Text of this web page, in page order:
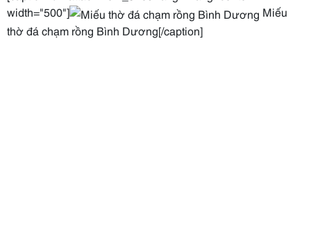
width="500"]
Miếu
thờ đá chạm rồng Bình Dương[/caption]